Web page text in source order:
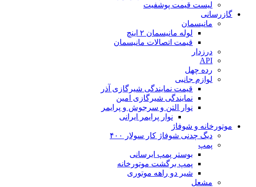
لیست قیمت پوشفیت
گازرسانی
مانیسمان
لوله مانیسمان ۲ اینچ
قیمت اتصالات مانیسمان
درزدار
API
رده چهل
لوازم جانبی
قیمت نمایندگی شیرگازی آذر
نمایندگی شیرگازی امین
نوار التن و سرجوش و پرایمر
نوار پرایمر ایرانی
موتورخانه و شوفاژ
دیگ چدنی شوفاژ کار سولار ۴۰۰
پمپ
بوستر پمپ ابرسانی
پمپ برگشت موتورخانه
شیر دو راهه موتوری
مشعل